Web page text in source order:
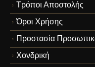
Τρόποι Αποστολής
Όροι Χρήσης
Προστασία
Χονδρική